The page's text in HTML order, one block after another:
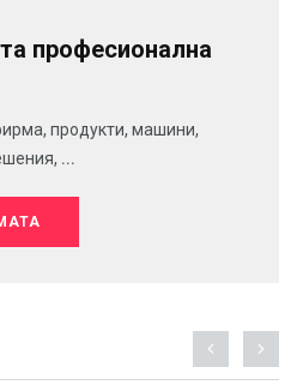
професионална
продукти, машини,
...